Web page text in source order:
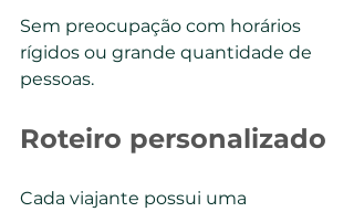
Sem preocupação com horários
rígidos ou grande quantidade de
pessoas.
Roteiro personalizado
Cada viajante possui uma